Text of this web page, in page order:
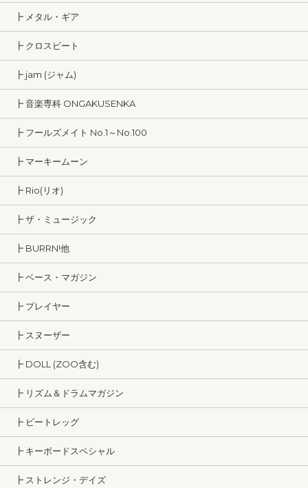
┣ メタル・ギア
┣ クロスビート
┣ jam (ジャム)
┣ 音楽専科 ONGAKUSENKA
┣ フールズメイト No.1～No.100
┣ マーキームーン
┣ Rio(リオ)
┣ ザ・ミュージック
┣ BURRN!他
┣ ベース・マガジン
┣ プレイヤー
┣ スヌーザー
┣ DOLL (ZOO含む)
┣ リズム＆ドラムマガジン
┣ ビートレッグ
┣ キーボードスペシャル
┣ ストレンジ・デイズ